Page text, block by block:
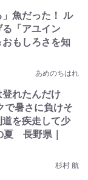
魚だった！ ル
「アユイン
もしろさを知
あめのちはれ
登れたんだけ
暑さに負けそ
を疾走して少
夏 長野県｜
杉村 航